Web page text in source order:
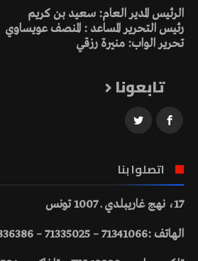
الرئيس المدير العام: سعيد بن كريم
رئيس التحرير المساعد : المنصف عويساوي
تحرير الواب: منيرة رزقي
تابعونا
اتصلوا بنا
17، نهج غاريبلدي ـ 1007 تونس
الهاتف :71341066 – 71335025 – 71336386